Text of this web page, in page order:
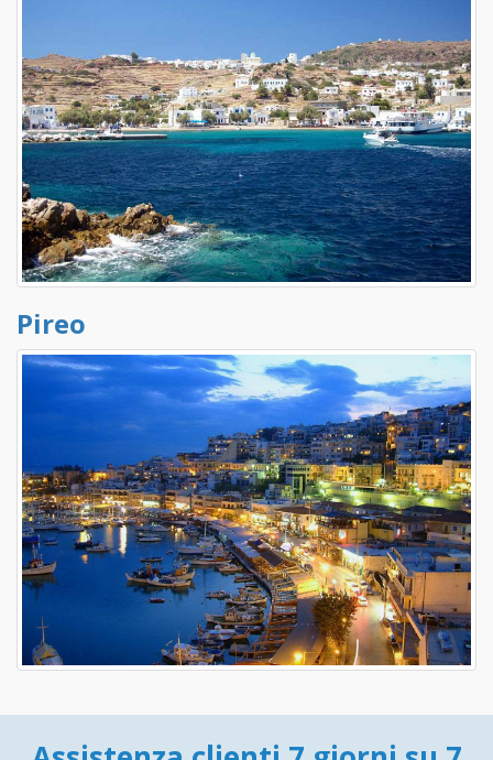
Pireo